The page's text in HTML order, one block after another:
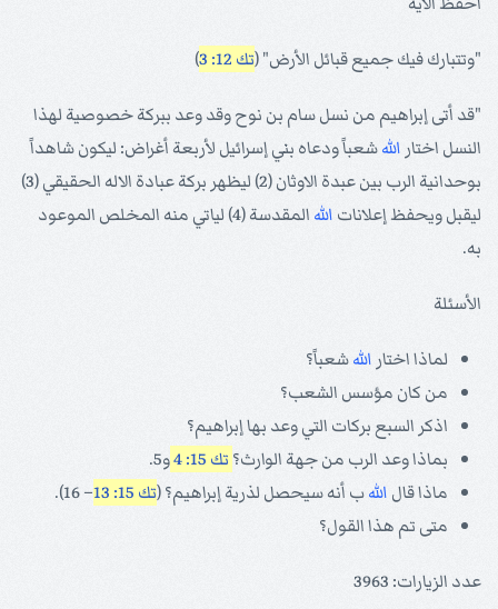
"وتتبارك فيك جميع قبائل الأرض" (تك 12: 3 )
"قد أتى إبراهيم من نسل سام بن نوح وقد وعد ببركة خصوصية لهذا
النسل اختار اللهشعباً ودعاه بني إسرائيل لأربعة أغراض: ليكون شاهداً
بوحدانية الرب بين عبدة الاوثان (2) ليظهر بركة عبادة الاله الحقيقي (3)
ليقبل ويحفظ إعلانات الله
المقدسة (4) لياتي منه المخلص الموعود
به.
الأسئلة
لماذا اختار اللهشعباً؟
من كان مؤسس الشعب؟
اذكر السبع بركات التي وعد بها إبراهيم؟
بماذا وعد الرب من جهة الوارث؟ تك 15: 4
و5.
ماذا قال اللهب أنه سيحصل لذرية إبراهيم؟ (تك 15: 13
– 16).
متى تم هذا القول؟
عدد الزيارات: 3963